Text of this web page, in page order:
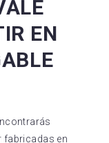
EN
fabricadas en